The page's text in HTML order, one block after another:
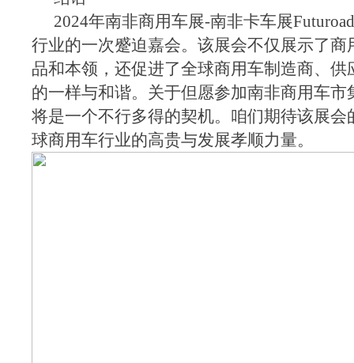
2024年南非商用车展-南非卡车展
行业的一次蹙迫嘉会。该展会不仅展示了商
品和本领，还促进了全球商用车制造商、供
的一样与和谐。关于但愿参加南非商用车市
将是一个不行多得的契机。咱们期待该展会
球商用车行业的高贵与发展孝顺力量。